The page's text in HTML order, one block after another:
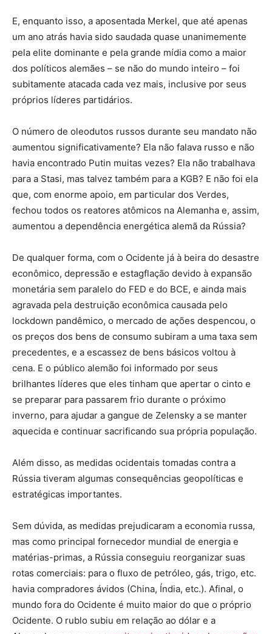
E, enquanto isso, a aposentada Merkel, que até apenas
um ano atrás havia sido saudada quase unanimemente
pela elite dominante e pela grande mídia como a maior
dos políticos alemães – se não do mundo inteiro – foi
subitamente atacada cada vez mais, inclusive por seus
próprios líderes partidários.
O número de oleodutos russos durante seu mandato não
aumentou significativamente? Ela não falava russo e não
havia encontrado Putin muitas vezes? Ela não trabalhava
para a Stasi, mas talvez também para a KGB? E não foi ela
que, com enorme apoio, em particular dos Verdes,
fechou todos os reatores atômicos na Alemanha e, assim,
aumentou a dependência energética alemã da Rússia?
De qualquer forma, com o Ocidente já à beira do desastre
econômico, depressão e estagflação devido à expansão
monetária sem paralelo do FED e do BCE, e ainda mais
agravada pela destruição econômica causada pelo
lockdown pandêmico, o mercado de ações despencou, o
os preços dos bens de consumo subiram a uma taxa sem
precedentes, e a escassez de bens básicos voltou à
cena. E o público alemão foi informado por seus
brilhantes líderes que eles tinham que apertar o cinto e
se preparar para passarem frio durante o próximo
inverno, para ajudar a gangue de Zelensky a se manter
aquecida e continuar sacrificando sua própria população.
Além disso, as medidas ocidentais tomadas contra a
Rússia tiveram algumas consequências geopolíticas e
estratégicas importantes.
Sem dúvida, as medidas prejudicaram a economia russa,
mas como principal fornecedor mundial de energia e
matérias-primas, a Rússia conseguiu reorganizar suas
rotas comerciais: para o fluxo de petróleo, gás, trigo, etc.
havia compradores ávidos (China, Índia, etc.). Afinal, o
mundo fora do Ocidente é muito maior do que o próprio
Ocidente. O rublo subiu em relação ao dólar e a